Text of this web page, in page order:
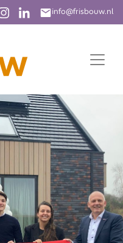
info@frisbouw.nl